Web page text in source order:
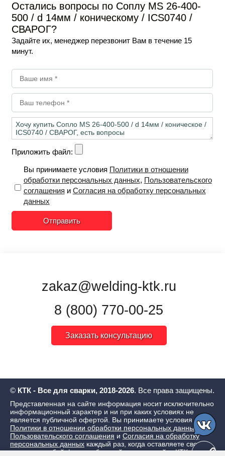
Остались вопросы по Соплу MS 26-400-
500 / d 14мм / коническому / ICS0740 /
СВАРОГ?
Задайте их, менеджер перезвонит Вам в течение 15
минут.
Приложить файл:
Вы принимаете условия Политики в отношении
обработки персональных данных, Пользовательского
соглашения и Согласия на обработку персональных
данных
Отправить
zakaz@welding-ktk.ru
8 (800) 770-00-25
Заказать консультацию
© КТК - Все для сварки, 2018-2026. Все права защищены.
Представленная на сайте информация носит исключительно
информационный характер и ни при каких условиях не
является публичной офертой. Вы принимаете условия
Политики в отношении обработки персональных данных ,
Пользовательского соглашения и Согласия на обработку
персональных данных каждый раз, когда оставляете свои
данные в любой форме обратной связи на сайте КТК - Все